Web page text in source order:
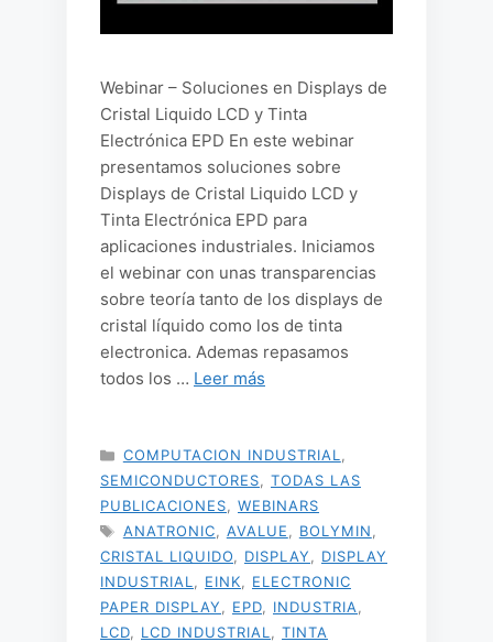
Webinar – Soluciones en Displays de
Cristal Liquido LCD y Tinta
Electrónica EPD En este webinar
presentamos soluciones sobre
Displays de Cristal Liquido LCD y
Tinta Electrónica EPD para
aplicaciones industriales. Iniciamos
el webinar con unas transparencias
sobre teoría tanto de los displays de
cristal líquido como los de tinta
electronica. Ademas repasamos
todos los … Leer más
CATEGORÍAS
COMPUTACION INDUSTRIAL
SEMICONDUCTORES
TODAS LAS
PUBLICACIONES
WEBINARS
ETIQUETAS
ANATRONIC AVALUE BOLYMIN
CRISTAL LIQUIDO
DISPLAY
DISPLAY
INDUSTRIAL
EINK
ELECTRONIC
PAPER DISPLAY
EPD INDUSTRIA
LCD
LCD INDUSTRIAL
TINTA